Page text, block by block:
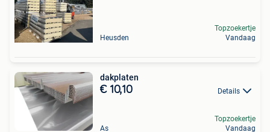
Heusden
Topzoekertje
Vandaag
dakplaten
€ 10,10 Details
As
Topzoekertje
Vandaag